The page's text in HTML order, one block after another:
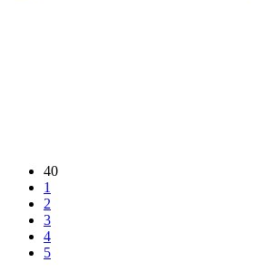
40
1
2
3
4
5